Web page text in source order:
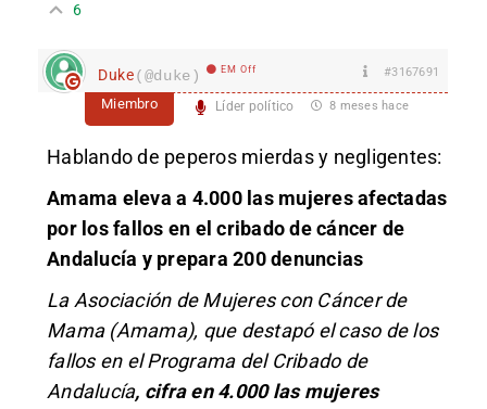
6
Duke(@duke) EM Off #3167691
Miembro Líder político 8 meses hace
Hablando de peperos mierdas y negligentes:
Amama eleva a 4.000 las mujeres afectadas
por los fallos en el cribado de cáncer de
Andalucía y prepara 200 denuncias
La Asociación de Mujeres con Cáncer de
Mama (Amama), que destapó el caso de los
fallos en el Programa del Cribado de
Andalucía, cifra en 4.000 las mujeres